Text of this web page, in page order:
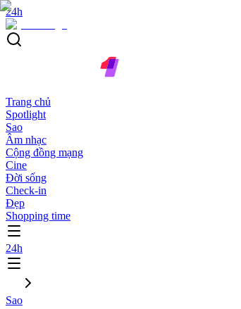
24h
Trang chủ
Spotlight
Sao
Âm nhạc
Cộng đồng mạng
Cine
Đời sống
Check-in
Đẹp
Shopping time
24h
Sao